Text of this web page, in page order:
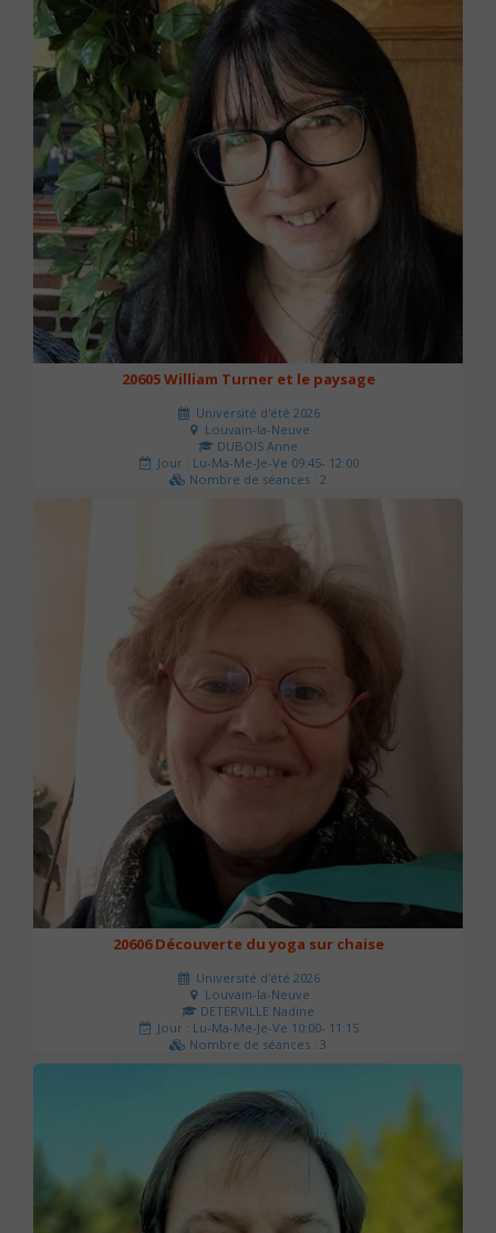
20605 William Turner et le paysage
Université d'été 2026
Louvain-la-Neuve
DUBOIS Anne
Jour : Lu-Ma-Me-Je-Ve 09:45- 12:00
Nombre de séances : 2
20606 Découverte du yoga sur chaise
Université d'été 2026
Louvain-la-Neuve
DETERVILLE Nadine
Jour : Lu-Ma-Me-Je-Ve 10:00- 11:15
Nombre de séances : 3
30 €